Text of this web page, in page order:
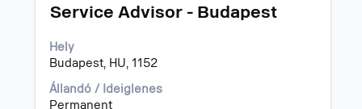
Cím
Service Advisor - Budapest
Hely
Budapest, HU, 1152
Állandó / Ideiglenes
Permanent
Jelölje
a
szóköz
billentyűvel
az
állásinformáció